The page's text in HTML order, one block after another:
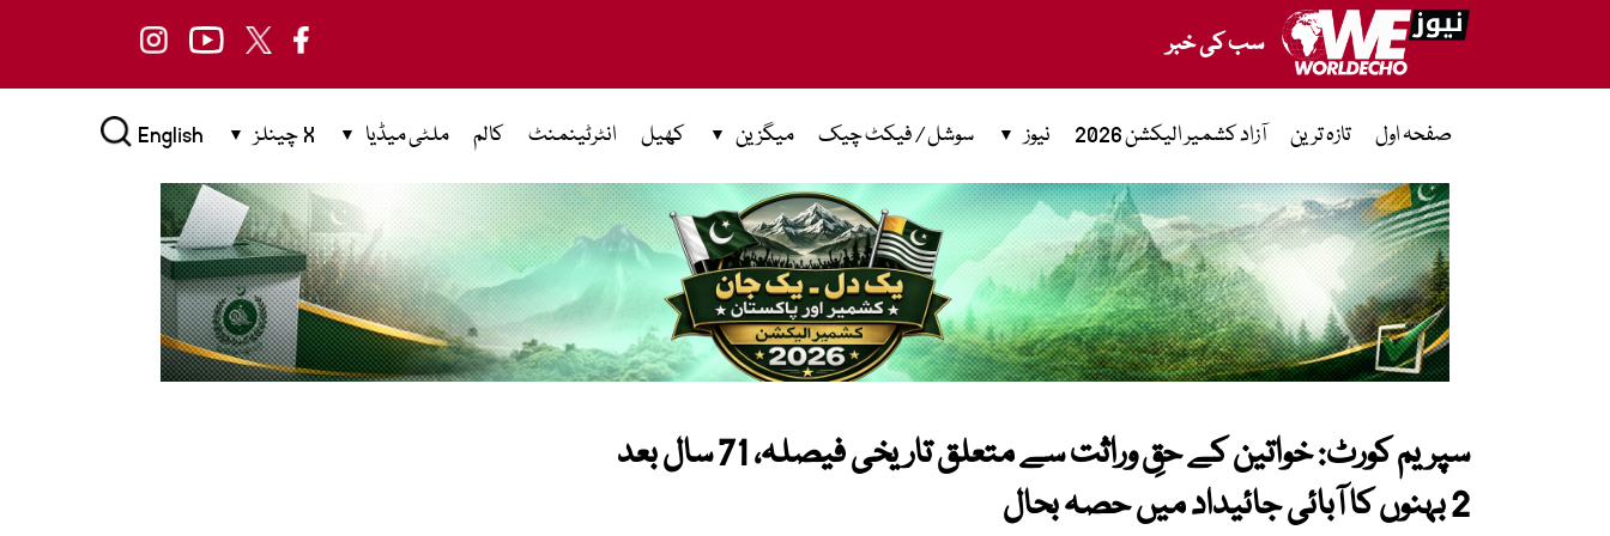
سب کی خبر
صفحہ اول تازہ ترین آزاد کشمیر الیکشن 2026 نیوز سوشل / فیکٹ چیک میگزین کھیل انٹرٹینمنٹ کالم ملٹی میڈیا X چینلز English
سپریم کورٹ: خواتین کے حقِ وراثت سے متعلق تاریخی فیصلہ، 71 سال بعد
2 بہنوں کا آبائی جائیداد میں حصہ بحال